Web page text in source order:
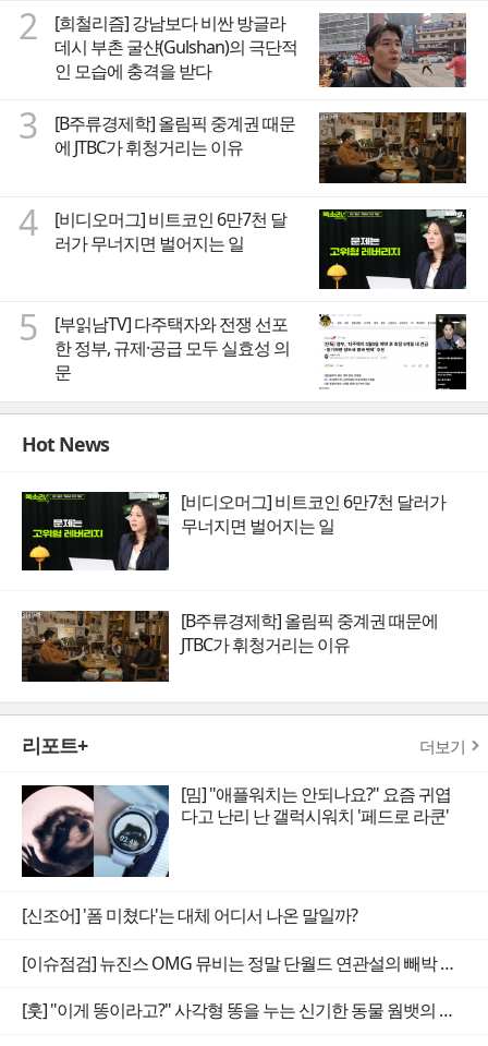
2
[희철리즘] 강남보다 비싼 방글라
데시 부촌 굴샨(Gulshan)의 극단적
인 모습에 충격을 받다
3
[B주류경제학] 올림픽 중계권 때문
에 JTBC가 휘청거리는 이유
4
[비디오머그] 비트코인 6만7천 달
러가 무너지면 벌어지는 일
5
[부읽남TV] 다주택자와 전쟁 선포
한 정부, 규제·공급 모두 실효성 의
문
Hot News
[비디오머그] 비트코인 6만7천 달러가
무너지면 벌어지는 일
[B주류경제학] 올림픽 중계권 때문에
JTBC가 휘청거리는 이유
리포트+ 더보기
[밈] "애플워치는 안되나요?" 요즘 귀엽
다고 난리 난 갤럭시워치 '페드로 라쿤'
[신조어] '폼 미쳤다'는 대체 어디서 나온 말일까?
[이슈점검] 뉴진스 OMG 뮤비는 정말 단월드 연관설의 빼박 증거일까
[훗] "이게 똥이라고?" 사각형 똥을 누는 신기한 동물 웜뱃의 비밀